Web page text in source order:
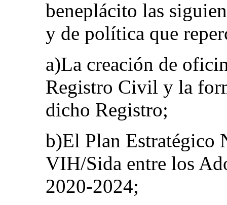
beneplácito las
y de política que
a)La creación de
Registro Civil y la
dicho Registro;
b)El Plan Estratégico
VIH/Sida entre los
2020-2024;